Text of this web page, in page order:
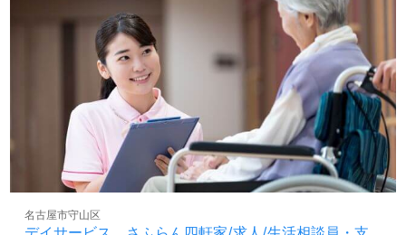
名古屋市守山区